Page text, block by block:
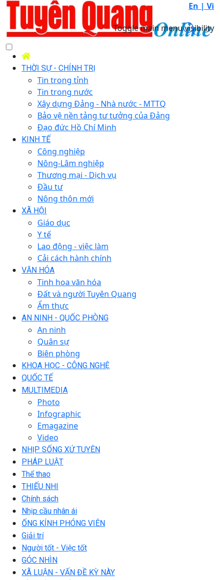
En | Vi
Toggle main menu visibility
THỜI SỰ - CHÍNH TRỊ
Tin trong tỉnh
Tin trong nước
Xây dựng Đảng - Nhà nước - MTTQ
Bảo vệ nền tảng tư tưởng của Đảng
Đạo đức Hồ Chí Minh
KINH TẾ
Công nghiệp
Nông-Lâm nghiệp
Thương mại - Dịch vụ
Đầu tư
Nông thôn mới
XÃ HỘI
Giáo dục
Y tế
Lao động - việc làm
Cải cách hành chính
VĂN HÓA
Tinh hoa văn hóa
Đất và người Tuyên Quang
Ẩm thực
AN NINH - QUỐC PHÒNG
An ninh
Quân sự
Biên phòng
KHOA HỌC - CÔNG NGHỆ
QUỐC TẾ
MULTIMEDIA
Photo
Infographic
Emagazine
Video
NHỊP SỐNG XỨ TUYÊN
PHÁP LUẬT
Thể thao
THIẾU NHI
Chính sách
Nhịp cầu nhân ái
ỐNG KÍNH PHÓNG VIÊN
Giải trí
Người tốt - Việc tốt
GÓC NHÌN
XÃ LUẬN - VẤN ĐỀ KỲ NÀY